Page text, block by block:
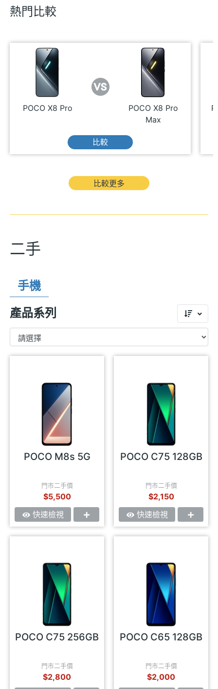
熱門比較
POCO X8 Pro
POCO X8 Pro
Max
比較
比較更多
二手
手機
產品系列
POCO M8s 5G
門市二手價
$5,500
快速檢視
POCO C75 128GB
門市二手價
$2,150
快速檢視
POCO C75 256GB
門市二手價
$2,800
POCO C65 128GB
門市二手價
$2,000